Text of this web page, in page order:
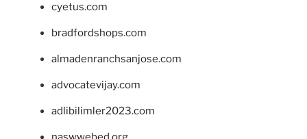
cyetus.com
bradfordshops.com
almadenranchsanjose.com
advocatevijay.com
adlibilimler2023.com